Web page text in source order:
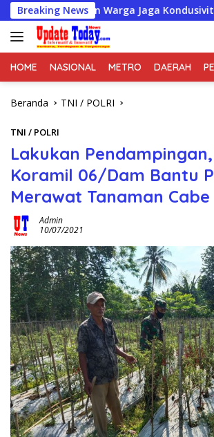
Langsung
ke
konten
Breaking News
Warga Jaga Kondusivitas Wilayah
HOME NASIONAL METRO DAERAH
Beranda TNI / POLRI
TNI / POLRI
Lakukan
Koramil 06/Dam Bantu
Merawat Tanaman Cabe
Admin
10/07/2021